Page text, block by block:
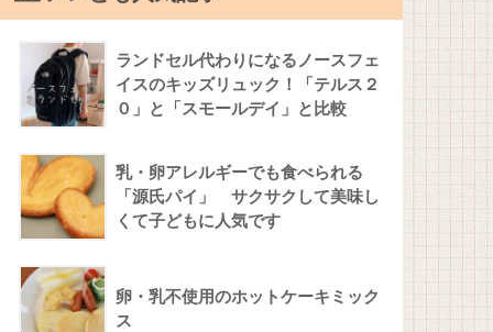
ランドセル代わりになるノースフェ
イスのキッズリュック！「テルス２
０」と「スモールデイ」と比較
乳・卵アレルギーでも食べられる
「源氏パイ」 サクサクして美味し
くて子どもに人気です
卵・乳不使用のホットケーキミック
ス